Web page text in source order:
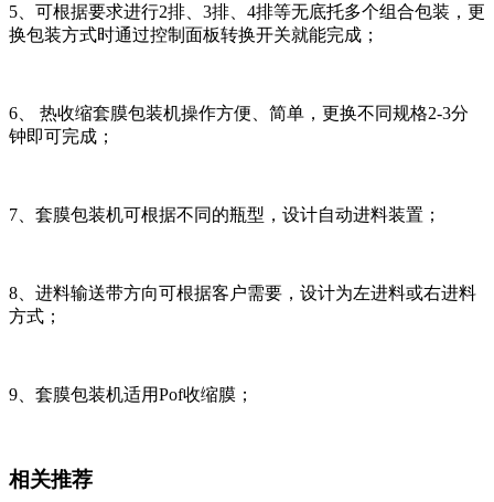
5、可根据要求进行2排、3排、4排等无底托多个组合包装，更
换包装方式时通过控制面板转换开关就能完成；
6、 热收缩套膜包装机操作方便、简单，更换不同规格2-3分
钟即可完成；
7、套膜包装机可根据不同的瓶型，设计自动进料装置；
8、进料输送带方向可根据客户需要，设计为左进料或右进料
方式；
9、套膜包装机适用Pof收缩膜；
相关推荐